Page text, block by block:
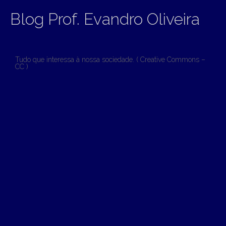
Blog Prof. Evandro Oliveira
Tudo que interessa à nossa sociedade. ( Creative Commons –
CC )